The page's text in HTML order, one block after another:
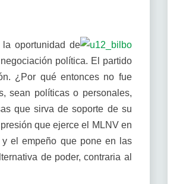
oportunidad de
política. El partido
¿Por qué entonces no fue
sean políticas o personales,
que sirva de soporte de su
que ejerce el MLNV en
el empeño que pone en las
de poder, contraria al